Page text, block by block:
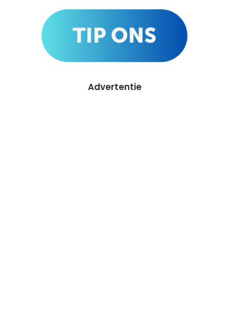
Advertentie